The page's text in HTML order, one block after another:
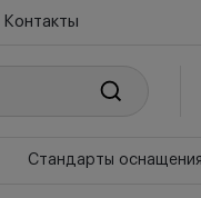
Контакты
Стандарты оснащения